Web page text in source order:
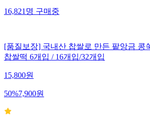
16,821 명 구매중
[품질보장] 국내산 찹쌀로 만든 팥앙금 콩
찹쌀떡 6개입 / 16개입/32개입
15,800원
50%7,900원